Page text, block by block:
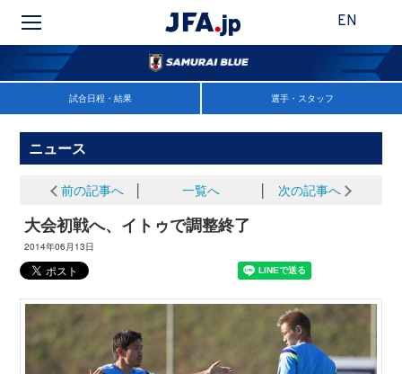
EN
試合日程・結果 選手・スタッフ
ニュース
前の記事へ 一覧へ 次の記事へ
大会初戦へ、イトゥで調整終了
2014年06月13日